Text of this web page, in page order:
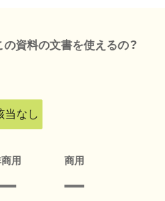
資料の文書を使えるの？
当なし
用 商用